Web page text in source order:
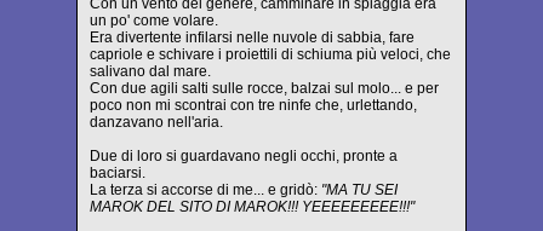
Con un vento del genere, camminare in spiaggia era
un po' come volare.
Era divertente infilarsi nelle nuvole di sabbia, fare
capriole e schivare i proiettili di schiuma più veloci, che
salivano dal mare.
Con due agili salti sulle rocce, balzai sul molo... e per
poco non mi scontrai con tre ninfe che, urlettando,
danzavano nell'aria.
Due di loro si guardavano negli occhi, pronte a
baciarsi.
La terza si accorse di me... e gridò: "MA TU SEI
MAROK DEL SITO DI MAROK!!! YEEEEEEEEE!!!"